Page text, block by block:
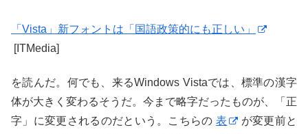
「Vista」新フォントは「国語政策的にも正しい」
[ITMedia]
を読んだ。何でも、来るWindows Vistaでは、標準の漢字
体が大きく変わるそうだ。今まで略字だったものが、「正
字」に変更されるのだという。こちらの表
が変更前と